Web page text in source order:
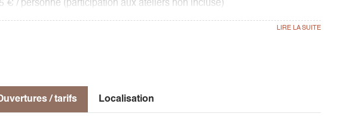
€ / personne (participation aux ateliers non incluse)
/ tarifs Localisation